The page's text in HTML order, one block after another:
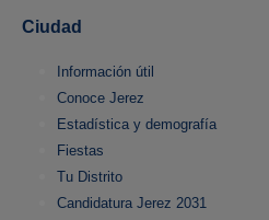
Ciudad
Información útil
Conoce Jerez
Estadística y demografía
Fiestas
Tu Distrito
Candidatura Jerez 2031